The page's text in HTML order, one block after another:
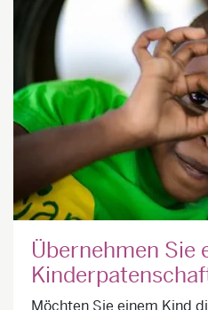
Übernehmen Sie
Möchten Sie einem Kind